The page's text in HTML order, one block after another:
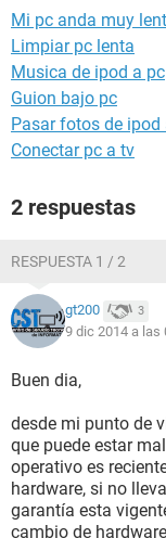
Mi pc anda muy
Limpiar pc lenta
Musica de ipod a pc
Guion bajo pc
Pasar fotos de ipod
Conectar pc a tv
2 respuestas
RESPUESTA 1 / 2
gt200 3
9 dic 2014 a las
Buen dia,
desde mi punto de
que puede estar
operativo es
hardware, si no
garantía esta
cambio de